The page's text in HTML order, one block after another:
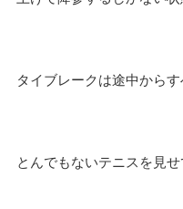
タイブレークは途中から
とんでもないテニスを見せ